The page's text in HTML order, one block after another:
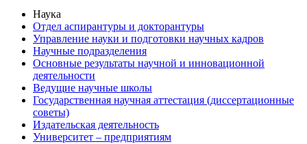
Наука
Отдел аспирантуры и докторантуры
Управление науки и подготовки научных кадров
Научные подразделения
Основные результаты научной и инновационной
деятельности
Ведущие научные школы
Государственная научная аттестация (диссертационные
советы)
Издательская деятельность
Университет – предприятиям